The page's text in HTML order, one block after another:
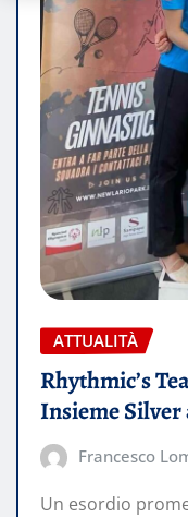
ATTUALITÀ
Rhythmic’s
Insieme
Francesco
Un esordio